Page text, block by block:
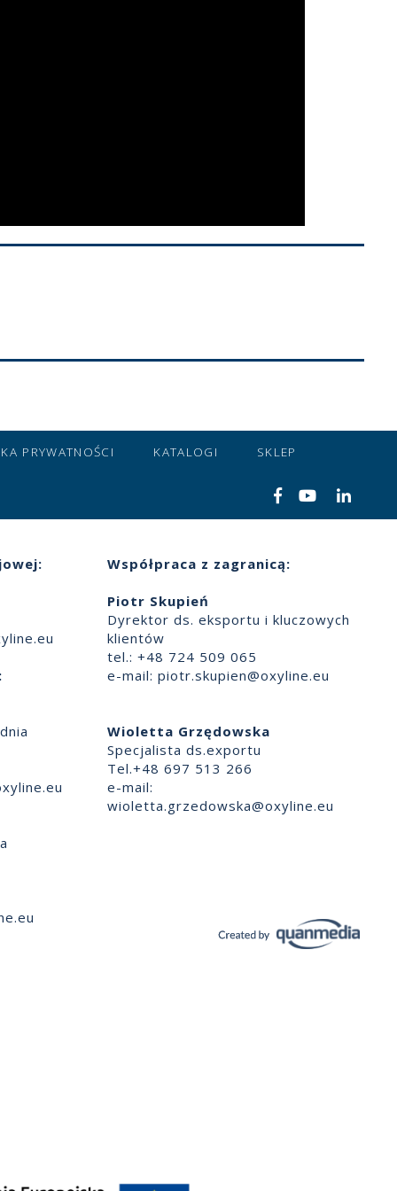
PRYWATNOŚCI KATALOGI SKLEP
Współpraca z zagranicą:
Piotr Skupień
Dyrektor ds. eksportu i kluczowych
klientów
tel.: +48 724 509 065
e-mail: piotr.skupien@oxyline.eu
Wioletta Grzędowska
Specjalista ds.exportu
Tel.+48 697 513 266
e-mail:
wioletta.grzedowska@oxyline.eu